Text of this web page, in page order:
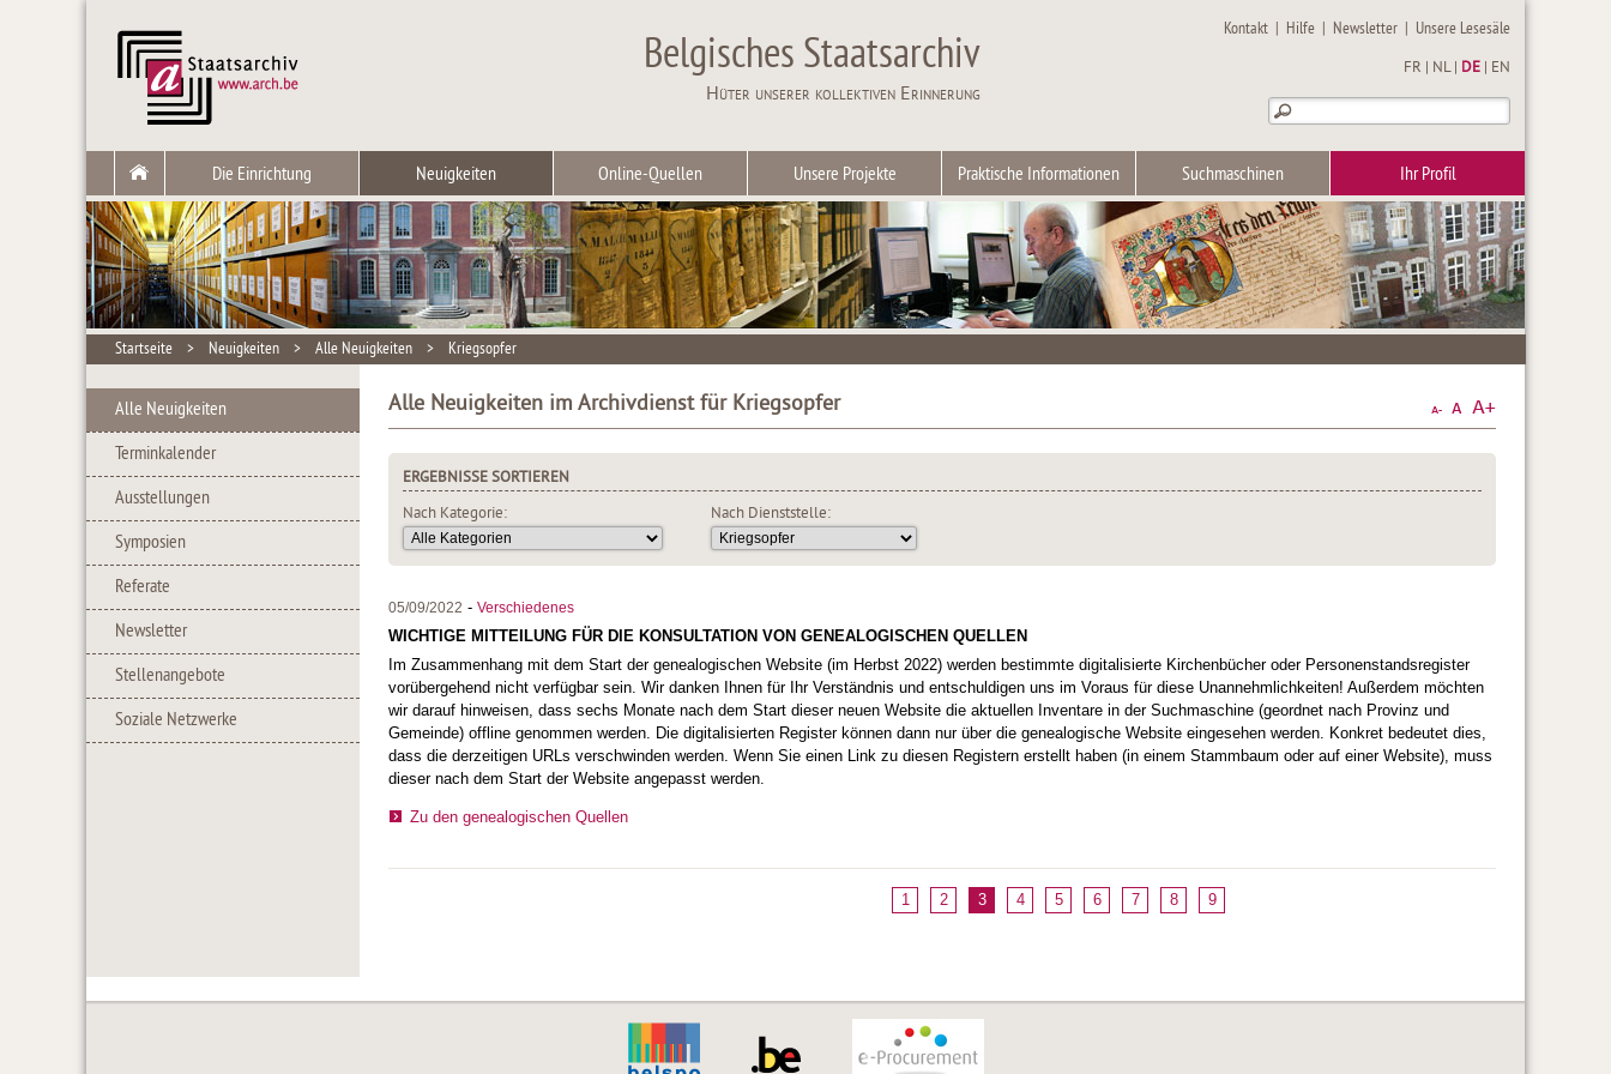
Belgisches Staatsarchiv
Hüter unserer kollektiven Erinnerung
Kontakt | Hilfe | Newsletter | Unsere Lesesäle
FR NL| DE EN
Die Einrichtung Neuigkeiten Online-Quellen Unsere Projekte Praktische Informationen Suchmaschinen Ihr Profil
Startseite > Neuigkeiten > Alle Neuigkeiten > Kriegsopfer
Alle Neuigkeiten
Terminkalender
Ausstellungen
Symposien
Referate
Newsletter
Stellenangebote
Soziale Netzwerke
Alle Neuigkeiten im Archivdienst für Kriegsopfer
ERGEBNISSE SORTIEREN
Nach Kategorie:
Nach Dienststelle:
05/09/2022 - Verschiedenes
WICHTIGE MITTEILUNG FÜR DIE KONSULTATION VON GENEALOGISCHEN QUELLEN
Im Zusammenhang mit dem Start der genealogischen Website (im Herbst 2022) werden bestimmte digitalisierte Kirchenbücher oder Personenstandsregister
vorübergehend nicht verfügbar sein. Wir danken Ihnen für Ihr Verständnis und entschuldigen uns im Voraus für diese Unannehmlichkeiten! Außerdem möchten
wir darauf hinweisen, dass sechs Monate nach dem Start dieser neuen Website die aktuellen Inventare in der Suchmaschine (geordnet nach Provinz und
Gemeinde) offline genommen werden. Die digitalisierten Register können dann nur über die genealogische Website eingesehen werden. Konkret bedeutet dies,
dass die derzeitigen URLs verschwinden werden. Wenn Sie einen Link zu diesen Registern erstellt haben (in einem Stammbaum oder auf einer Website), muss
dieser nach dem Start der Website angepasst werden.
Zu den genealogischen Quellen
1 2 3 4 5 6 7 8 9